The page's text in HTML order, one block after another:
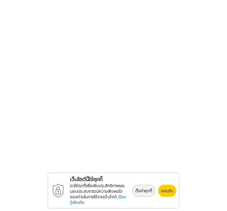
เว็บไซต์นี้ใช้คุกกี้
เราใช้คุกกี้เพื่อเพิ่มประสิทธิภาพและ
มอบประสบการณ์ความพึงพอใจ
ของท่านในการใช้งานเว็บไซต์ เรียน
รู้เพิ่มเติม
ตั้งค่าคุกกี้ ยอมรับ